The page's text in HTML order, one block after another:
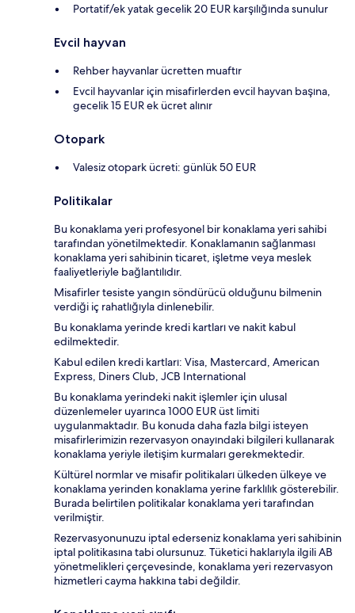
Portatif/ek yatak gecelik 20 EUR karşılığında sunulur
Evcil hayvan
Rehber hayvanlar ücretten muaftır
Evcil hayvanlar için misafirlerden evcil hayvan başına,
gecelik 15 EUR ek ücret alınır
Otopark
Valesiz otopark ücreti: günlük 50 EUR
Politikalar
Bu konaklama yeri profesyonel bir konaklama yeri sahibi
tarafından yönetilmektedir. Konaklamanın sağlanması
konaklama yeri sahibinin ticaret, işletme veya meslek
faaliyetleriyle bağlantılıdır.
Misafirler tesiste yangın söndürücü olduğunu bilmenin
verdiği iç rahatlığıyla dinlenebilir.
Bu konaklama yerinde kredi kartları ve nakit kabul
edilmektedir.
Kabul edilen kredi kartları: Visa, Mastercard, American
Express, Diners Club, JCB International
Bu konaklama yerindeki nakit işlemler için ulusal
düzenlemeler uyarınca 1000 EUR üst limiti
uygulanmaktadır. Bu konuda daha fazla bilgi isteyen
misafirlerimizin rezervasyon onayındaki bilgileri kullanarak
konaklama yeriyle iletişim kurmaları gerekmektedir.
Kültürel normlar ve misafir politikaları ülkeden ülkeye ve
konaklama yerinden konaklama yerine farklılık gösterebilir.
Burada belirtilen politikalar konaklama yeri tarafından
verilmiştir.
Rezervasyonunuzu iptal ederseniz konaklama yeri sahibinin
iptal politikasına tabi olursunuz. Tüketici haklarıyla ilgili AB
yönetmelikleri çerçevesinde, konaklama yeri rezervasyon
hizmetleri cayma hakkına tabi değildir.